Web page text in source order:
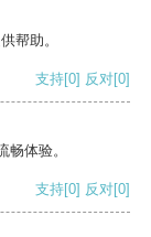
帮助。
支持[0] 反对[0]
体验。
支持[0] 反对[0]